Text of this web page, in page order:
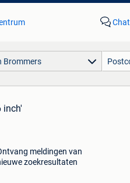
Chat
Brommers
inch'
meldingen van
zoekresultaten